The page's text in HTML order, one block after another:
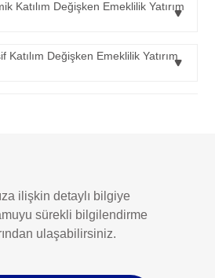
Katılım Değişken Emeklilik Yatırım
Katılım Değişken Emeklilik Yatırım
ilişkin detaylı bilgiye
sürekli bilgilendirme
ulaşabilirsiniz.